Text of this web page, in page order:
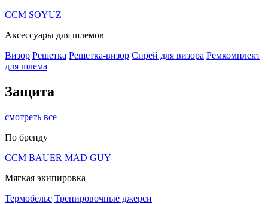
CCM SOYUZ
Аксессуары для шлемов
Визор Решетка Решетка-визор Спрей для визора Ремкомплект
для шлема
Защита
смотреть все
По бренду
CCM BAUER MAD GUY
Мягкая экипировка
Термобелье Тренировочные джерси